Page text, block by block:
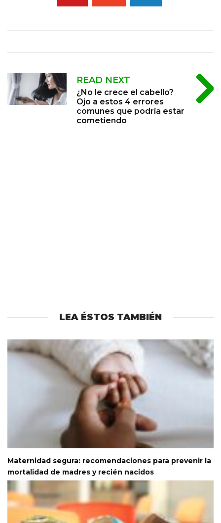
READ NEXT
¿No le crece el cabello?
Ojo a estos 4 errores
comunes que podría estar
cometiendo
LEA ÉSTOS TAMBIÉN
Maternidad segura: recomendaciones para prevenir la
mortalidad de madres y recién nacidos